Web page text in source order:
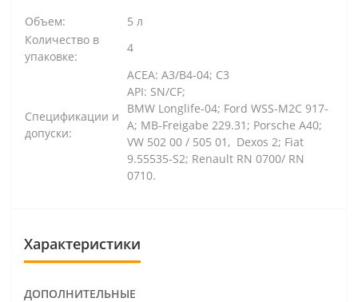
Объем:
5 л
Количество в
упаковке:
4
Спецификации и
допуски:
ACEA: A3/B4-04; C3
API: SN/CF;
BMW Longlife-04; Ford WSS-M2C 917-
A; MB-Freigabe 229.31; Porsche A40;
VW 502 00 / 505 01, Dexos 2; Fiat
9.55535-S2; Renault RN 0700/ RN
0710.
Характеристики
ДОПОЛНИТЕЛЬНЫЕ